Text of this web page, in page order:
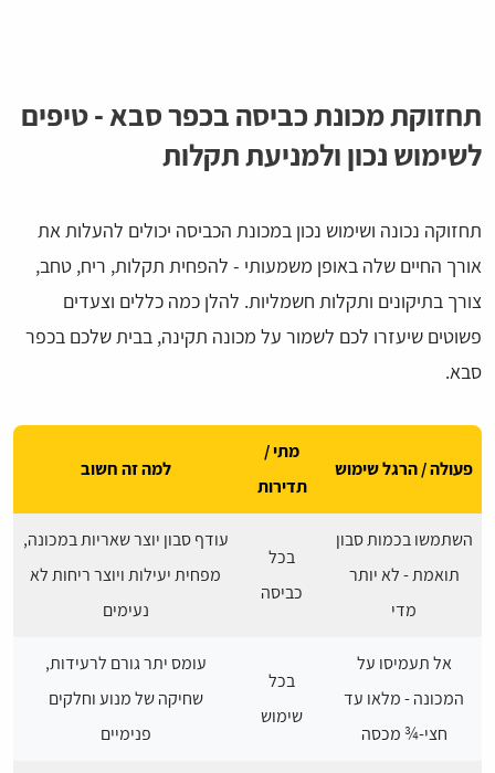
תחזוקת מכונת כביסה בכפר סבא - טיפים
לשימוש נכון ולמניעת תקלות
תחזוקה נכונה ושימוש נכון במכונת הכביסה יכולים להעלות את
אורך החיים שלה באופן משמעותי - להפחית תקלות, ריח, טחב,
צורך בתיקונים ותקלות חשמליות. להלן כמה כללים וצעדים
פשוטים שיעזרו לכם לשמור על מכונה תקינה, בבית שלכם בכפר
סבא.
פעולה / הרגל שימוש
מתי /
תדירות
למה זה חשוב
השתמשו בכמות סבון
תואמת - לא יותר
מדי
בכל
כביסה
עודף סבון יוצר שאריות במכונה,
מפחית יעילות ויוצר ריחות לא
נעימים
אל תעמיסו על
המכונה - מלאו עד
חצי-¾ מכסה
בכל
שימוש
עומס יתר גורם לרעידות,
שחיקה של מנוע וחלקים
פנימיים